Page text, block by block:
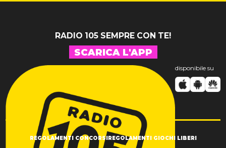
RADIO 105 SEMPRE CON TE!
SCARICA L'APP
disponibile su
REGOLAMENTI CONCORSI REGOLAMENTI GIOCHI LIBERI